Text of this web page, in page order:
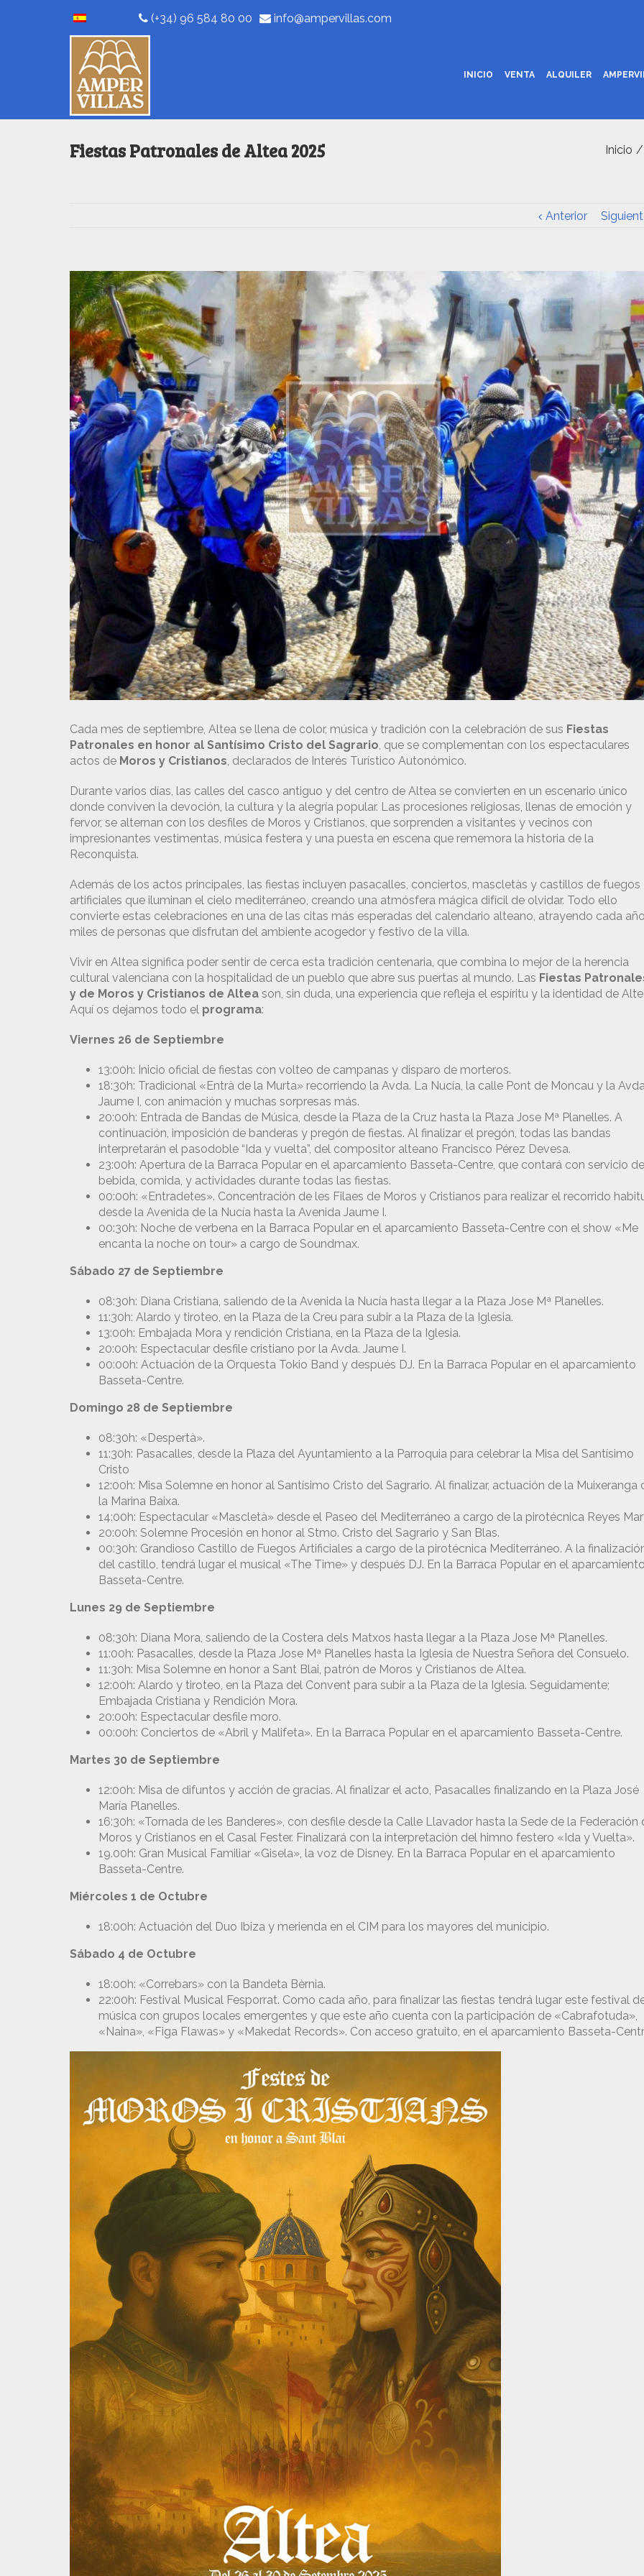
(+34) 96 584 80 00 info@ampervillas.com
INICIO VENTA ALQUILER
Fiestas Patronales de Altea 2025 Inicio /
Anterior
Cada mes de septiembre, Altea se llena de color, música y tradición con la celebración de sus Fiestas
Patronales en honor al Santísimo Cristo del Sagrario, que se complementan con los espectaculares
actos de Moros y Cristianos, declarados de Interés Turístico Autonómico.
Durante varios días, las calles del casco antiguo y del centro de Altea se convierten en un escenario único
donde conviven la devoción, la cultura y la alegría popular. Las procesiones religiosas, llenas de emoción y
fervor, se alternan con los desfiles de Moros y Cristianos, que sorprenden a visitantes y vecinos con
impresionantes vestimentas, música festera y una puesta en escena que rememora la historia de la
Reconquista.
Además de los actos principales, las fiestas incluyen pasacalles, conciertos, mascletàs y castillos de fuegos
artificiales que iluminan el cielo mediterráneo, creando una atmósfera mágica difícil de olvidar. Todo ello
convierte estas celebraciones en una de las citas más esperadas del calendario alteano, atrayendo cada
miles de personas que disfrutan del ambiente acogedor y festivo de la villa.
Vivir en Altea significa poder sentir de cerca esta tradición centenaria, que combina lo mejor de la herencia
cultural valenciana con la hospitalidad de un pueblo que abre sus puertas al mundo. Las Fiestas
y de Moros y Cristianos de Altea son, sin duda, una experiencia que refleja el espíritu y la identidad de
Aquí os dejamos todo el programa:
Viernes 26 de Septiembre
13:00h: Inicio oficial de fiestas con volteo de campanas y disparo de morteros.
18:30h: Tradicional «Entrà de la Murta» recorriendo la Avda. La Nucía, la calle Pont de Moncau y la
Jaume I, con animación y muchas sorpresas más.
20:00h: Entrada de Bandas de Música, desde la Plaza de la Cruz hasta la Plaza Jose Mª Planelles. A
continuación, imposición de banderas y pregón de fiestas. Al finalizar el pregón, todas las bandas
interpretarán el pasodoble “Ida y vuelta”, del compositor alteano Francisco Pérez Devesa.
23:00h: Apertura de la Barraca Popular en el aparcamiento Basseta-Centre, que contará con servicio de
bebida, comida, y actividades durante todas las fiestas.
00:00h: «Entradetes». Concentración de les Filaes de Moros y Cristianos para realizar el recorrido
desde la Avenida de la Nucía hasta la Avenida Jaume I.
00:30h: Noche de verbena en la Barraca Popular en el aparcamiento Basseta-Centre con el show «Me
encanta la noche on tour» a cargo de Soundmax.
Sábado 27 de Septiembre
08:30h: Diana Cristiana, saliendo de la Avenida la Nucía hasta llegar a la Plaza Jose Mª Planelles.
11:30h: Alardo y tiroteo, en la Plaza de la Creu para subir a la Plaza de la Iglesia.
13:00h: Embajada Mora y rendición Cristiana, en la Plaza de la Iglesia.
20:00h: Espectacular desfile cristiano por la Avda. Jaume I.
00:00h: Actuación de la Orquesta Tokio Band y después DJ. En la Barraca Popular en el aparcamiento
Basseta-Centre.
Domingo 28 de Septiembre
08:30h: «Despertà».
11:30h: Pasacalles, desde la Plaza del Ayuntamiento a la Parroquia para celebrar la Misa del Santísimo
Cristo
12:00h: Misa Solemne en honor al Santísimo Cristo del Sagrario. Al finalizar, actuación de la Muixeranga
la Marina Baixa.
14:00h: Espectacular «Mascletà» desde el Paseo del Mediterráneo a cargo de la pirotécnica Reyes
20:00h: Solemne Procesión en honor al Stmo. Cristo del Sagrario y San Blas.
00:30h: Grandioso Castillo de Fuegos Artificiales a cargo de la pirotécnica Mediterráneo. A la
del castillo, tendrá lugar el musical «The Time» y después DJ. En la Barraca Popular en el
Basseta-Centre.
Lunes 29 de Septiembre
08:30h: Diana Mora, saliendo de la Costera dels Matxos hasta llegar a la Plaza Jose Mª Planelles.
11:00h: Pasacalles, desde la Plaza Jose Mª Planelles hasta la Iglesia de Nuestra Señora del Consuelo.
11:30h: Misa Solemne en honor a Sant Blai, patrón de Moros y Cristianos de Altea.
12:00h: Alardo y tiroteo, en la Plaza del Convent para subir a la Plaza de la Iglesia. Seguidamente;
Embajada Cristiana y Rendición Mora.
20:00h: Espectacular desfile moro.
00:00h: Conciertos de «Abril y Malifeta». En la Barraca Popular en el aparcamiento Basseta-Centre.
Martes 30 de Septiembre
12:00h: Misa de difuntos y acción de gracias. Al finalizar el acto, Pasacalles finalizando en la Plaza José
María Planelles.
16:30h: «Tornada de les Banderes», con desfile desde la Calle Llavador hasta la Sede de la Federación
Moros y Cristianos en el Casal Fester. Finalizará con la interpretación del himno festero «Ida y Vuelta».
19.00h: Gran Musical Familiar «Gisela», la voz de Disney. En la Barraca Popular en el aparcamiento
Basseta-Centre.
Miércoles 1 de Octubre
18:00h: Actuación del Duo Ibiza y merienda en el CIM para los mayores del municipio.
Sábado 4 de Octubre
18:00h: «Correbars» con la Bandeta Bèrnia.
22:00h: Festival Musical Fesporrat. Como cada año, para finalizar las fiestas tendrá lugar este festival
música con grupos locales emergentes y que este año cuenta con la participación de «Cabrafotuda»,
«Naina», «Figa Flawas» y «Makedat Records». Con acceso gratuito, en el aparcamiento Basseta-